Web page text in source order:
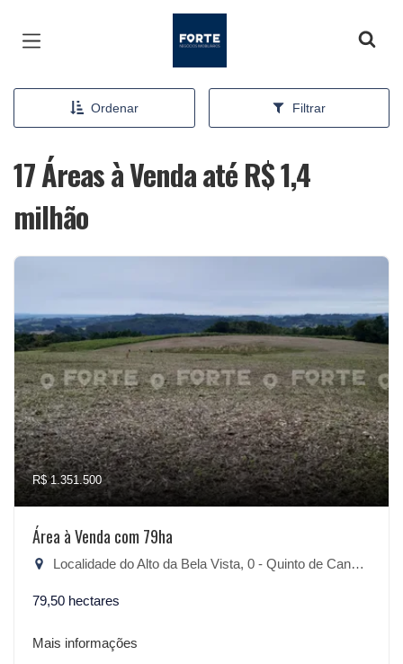
Ordenar Filtrar
17 Áreas à Venda até R$ 1,4
milhão
R$ 1.351.500
Área à Venda com 79ha
Localidade do Alto da Bela Vista, 0 - Quinto de Canguçu, Canguçu-RS
79,50 hectares
Mais informações